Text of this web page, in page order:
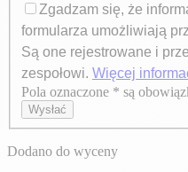
Zgadzam się, że
formularza umożliwiają
Są one rejestrowane i
zespołowi. Więcej
Axeptio consent
Pola oznaczone * są
Wysłać
Dodano do wyceny